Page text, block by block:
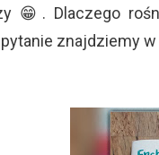
😁. Dlaczego
znajdziemy